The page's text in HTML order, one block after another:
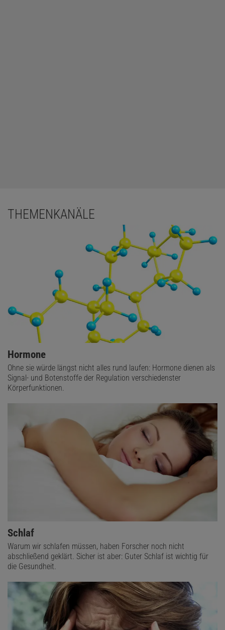
THEMENKANÄLE
Hormone
Ohne sie würde längst nicht alles rund laufen: Hormone dienen als
Signal- und Botenstoffe der Regulation verschiedenster
Körperfunktionen.
Schlaf
Warum wir schlafen müssen, haben Forscher noch nicht
abschließend geklärt. Sicher ist aber: Guter Schlaf ist wichtig für
die Gesundheit.